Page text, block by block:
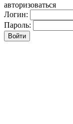
авторизоваться
Логин:
Пароль: